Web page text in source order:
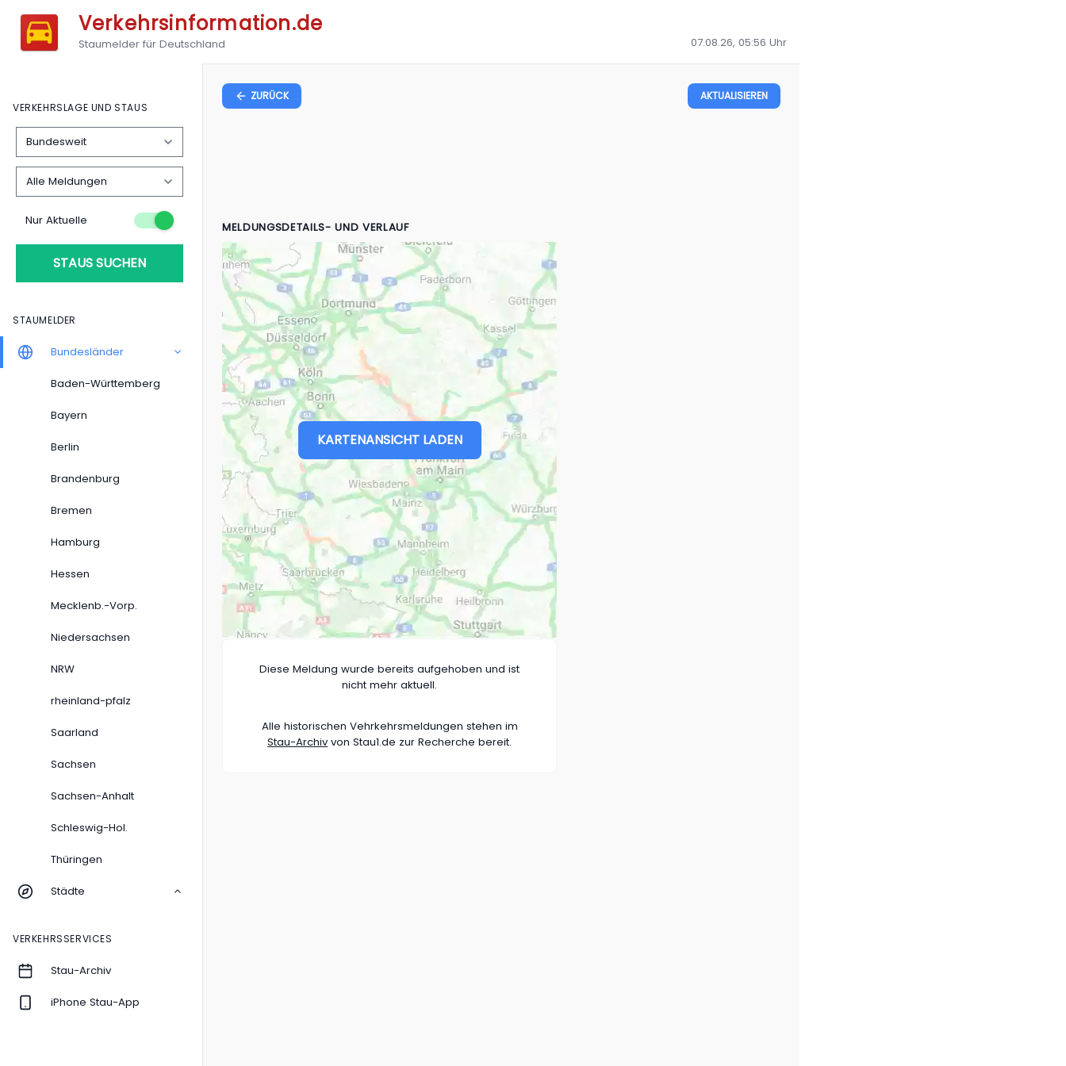
Verkehrsinformation.de
Staumelder für Deutschland 07.08.26, 05:56 Uhr
VERKEHRSLAGE UND STAUS
Nur Aktuelle
STAUS SUCHEN
STAUMELDER
Bundesländer
Baden-Württemberg
Bayern
Berlin
Brandenburg
Bremen
Hamburg
Hessen
Mecklenb.-Vorp.
Niedersachsen
NRW
rheinland-pfalz
Saarland
Sachsen
Sachsen-Anhalt
Schleswig-Hol.
Thüringen
Städte
VERKEHRSSERVICES
Stau-Archiv
iPhone Stau-App
ZURÜCK AKTUALISIEREN
MELDUNGSDETAILS- UND VERLAUF
KARTENANSICHT LADEN
Diese Meldung wurde bereits aufgehoben und ist
nicht mehr aktuell.
Alle historischen Vehrkehrsmeldungen stehen im
Stau-Archiv von Stau1.de zur Recherche bereit.